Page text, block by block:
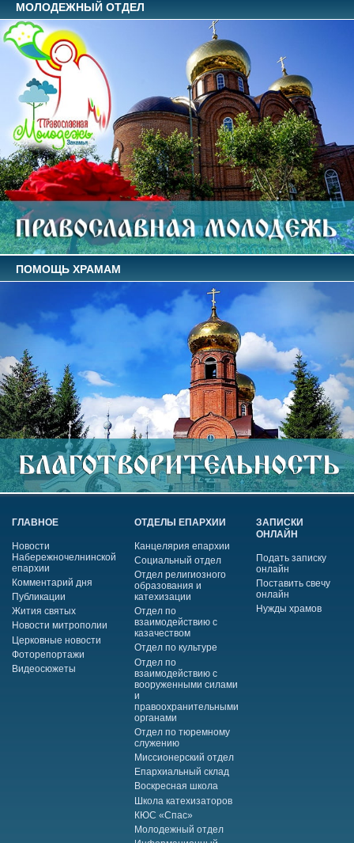
МОЛОДЕЖНЫЙ ОТДЕЛ
ПОМОЩЬ ХРАМАМ
ГЛАВНОЕ
Новости
Набережночелнинской
епархии
Комментарий дня
Публикации
Жития святых
Новости митрополии
Церковные новости
Фоторепортажи
Видеосюжеты
ОТДЕЛЫ ЕПАРХИИ
Канцелярия епархии
Социальный отдел
Отдел религиозного
образования и
катехизации
Отдел по
взаимодействию с
казачеством
Отдел по культуре
Отдел по
взаимодействию с
вооруженными силами
и
правоохранительными
органами
Отдел по тюремному
служению
Миссионерский отдел
Епархиальный склад
Воскресная школа
Школа катехизаторов
КЮС «Спас»
Молодежный отдел
ЗАПИСКИ
ОНЛАЙН
Подать записку
онлайн
Поставить свечу
онлайн
Нужды храмов